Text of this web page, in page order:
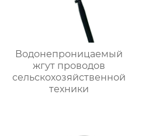
Водонепроницаемый
жгут проводов
сельскохозяйственной
техники